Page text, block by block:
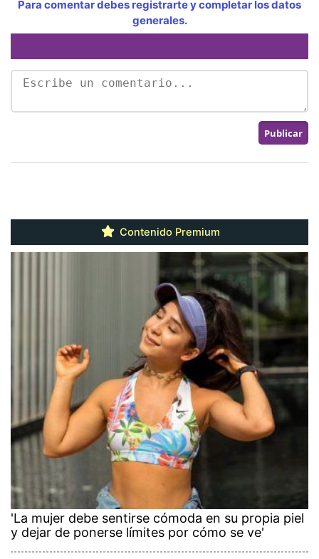
Para comentar debes registrarte y completar los datos
generales.
Contenido Premium
'La mujer debe sentirse cómoda en su propia piel
y dejar de ponerse límites por cómo se ve'